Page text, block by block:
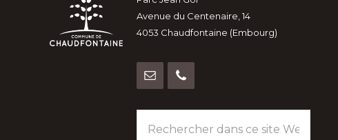
Avenue du Centenaire, 14
4053 Chaudfontaine (Embourg)
dans